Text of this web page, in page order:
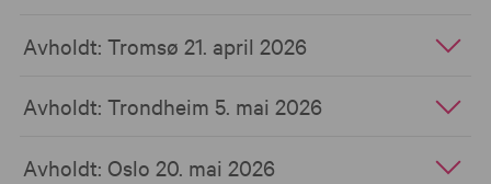
Avholdt: Tromsø 21. april 2026
Avholdt: Trondheim 5. mai 2026
Avholdt: Oslo 20. mai 2026